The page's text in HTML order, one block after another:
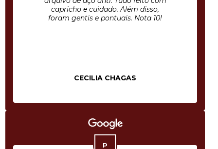
capricho e cuidado. Além disso,
foram gentis e pontuais. Nota 10!
CECILIA CHAGAS